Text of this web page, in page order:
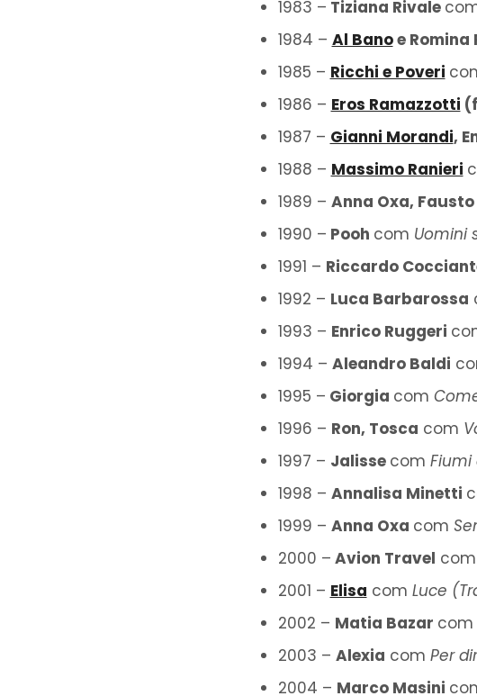
1983 – Tiziana Rivale
1984 – Al Banoe Romina
1985 – Ricchi e Poveri
1986 – Eros Ramazzotti
1987 – Gianni Morandi,
1988 – Massimo Ranieri
1989 – Anna Oxa, Fausto
1990 – Pooh com Uomini
1991 – Riccardo
1992 – Luca Barbarossa
1993 – Enrico Ruggeri
1994 – Aleandro Baldi
1995 – Giorgia com
1996 – Ron, Tosca com
1997 – Jalisse com Fiumi
1998 – Annalisa Minetti
1999 – Anna Oxa com
2000 – Avion Travel com
2001 – Elisa com Luce
2002 – Matia Bazar com
2003 – Alexia com Per
2004 – Marco Masini